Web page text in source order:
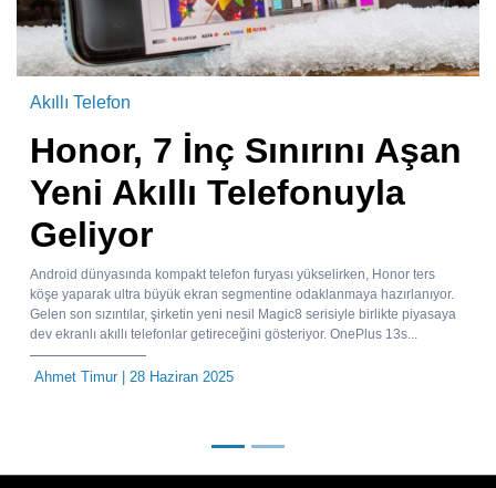
Akıllı Telefon
Honor, 7 İnç Sınırını Aşan
Yeni Akıllı Telefonuyla
Geliyor
Android dünyasında kompakt telefon furyası yükselirken, Honor ters
köşe yaparak ultra büyük ekran segmentine odaklanmaya hazırlanıyor.
Gelen son sızıntılar, şirketin yeni nesil Magic8 serisiyle birlikte piyasaya
dev ekranlı akıllı telefonlar getireceğini gösteriyor. OnePlus 13s...
Ahmet Timur| 28 Haziran 2025